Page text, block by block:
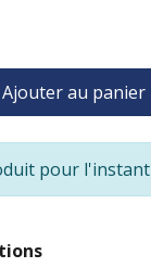
Ajouter au panier
pour l'instant